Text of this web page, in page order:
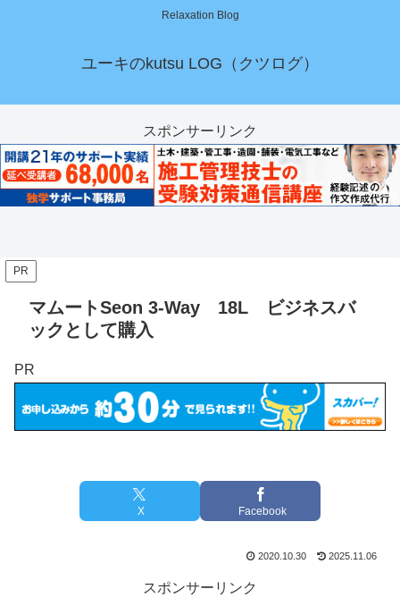
Relaxation Blog
ユーキのkutsu LOG（クツログ）
スポンサーリンク
PR
マムートSeon 3-Way 18L ビジネスバ
ックとして購入
PR
X Facebook
2020.10.30 2025.11.06
スポンサーリンク